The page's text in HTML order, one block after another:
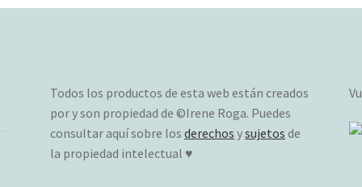
Todos los productos de esta web están creados
por y son propiedad de ©Irene Roga. Puedes
consultar aquí sobre losderechos ysujetos de
la propiedad intelectual ♥